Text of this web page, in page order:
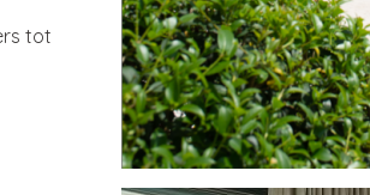
tot